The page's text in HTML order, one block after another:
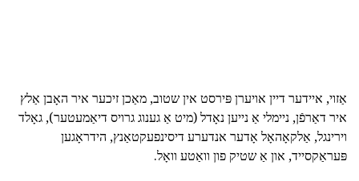
אַזוי, איידער דיין אויערן פּירסט אין שטוב, מאַכן זיכער איר האָבן אַלץ
איר דאַרפֿן, ניימלי אַ נייען נאָדל (מיט אַ גענוג גרויס דיאַמעטער), גאָלד
וירינגל, אַלקאָהאָל אָדער אנדערע דיסינפעקטאַנץ, הידראָגען
פּעראַקסייד, און אַ שטיק פון וואַטע וואָל.